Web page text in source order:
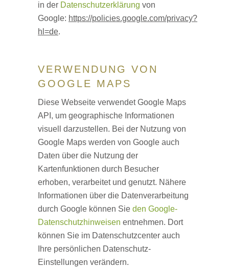
in der Datenschutzerklärung von
Google: https://policies.google.com/privacy?
hl=de.
VERWENDUNG VON
GOOGLE MAPS
Diese Webseite verwendet Google Maps
API, um geographische Informationen
visuell darzustellen. Bei der Nutzung von
Google Maps werden von Google auch
Daten über die Nutzung der
Kartenfunktionen durch Besucher
erhoben, verarbeitet und genutzt. Nähere
Informationen über die Datenverarbeitung
durch Google können Sie den Google-
Datenschutzhinweisen entnehmen. Dort
können Sie im Datenschutzcenter auch
Ihre persönlichen Datenschutz-
Einstellungen verändern.